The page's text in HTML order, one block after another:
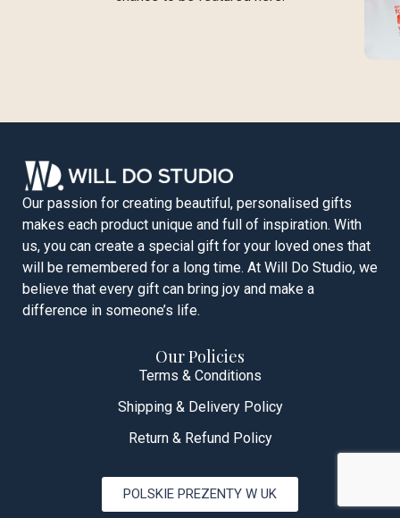
Our passion for creating beautiful, personalised gifts
makes each product unique and full of inspiration. With
us, you can create a special gift for your loved ones that
will be remembered for a long time. At Will Do Studio, we
believe that every gift can bring joy and make a
difference in someone’s life.
Our Policies
Terms & Conditions
Shipping & Delivery Policy
Return & Refund Policy
POLSKIE PREZENTY W UK